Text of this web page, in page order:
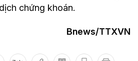
chứng khoán.
Bnews/TTXVN